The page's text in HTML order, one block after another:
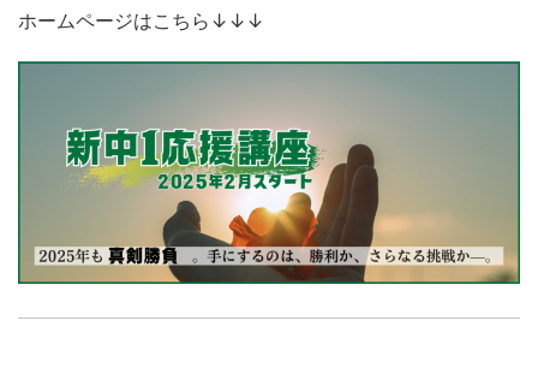
ホームページはこちら↓↓↓